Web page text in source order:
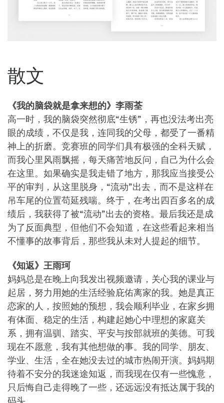
散文
《我的脑袋就是拿来想的》李雨荃
高一时，我的脑袋突然彻底“生锈”，再也没法考出亮
眼的成绩，不仅是我，连同我的父母，都受了一番精
神上的折磨。竞赛班的同学们具有极强的全科天赋，
而我心里风雨飘摇，每天痛苦地反问，自己为什么会
在这里。如果确实是我走错了地方，那我应当接受公
平的审判，从这里脱身，“流动”出去，而不是这样在
吊车尾的位置苟延残喘。终于，在考出四百多名的成
绩后，我获得了被“流动”出去的资格。最后我还是成
为了反面典型，但他们不会知道，在这些看起来相当
不懂事的故事背后，那些我从未对人提起的细节。
《知返》王雨珂
妈妈总是在晚上向我发出视频邀请，关心我的课业与
起居，努力用她的生活经验庇佑离家的我。她是真正
恋家的人，按照她的预想，我会顺利毕业，在家乡拥
有体面、稳定的生活，构建起她心中理想的家庭关
系，拥有温驯、踏实、平安与按部就班的美德。可我
现在不愿意，我有其他想做的事。我的同学、朋友、
学业、生活，全在她没去过的城市热闹开演。妈妈期
待着不安分的我迷途知返，而我现在仅有一些愧意，
只后悔自己走得晚了一些，还远远没有抵达属于我的